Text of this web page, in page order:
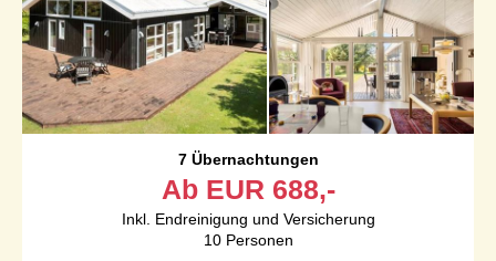
7 Übernachtungen
Ab EUR 688,-
Inkl. Endreinigung und Versicherung
10 Personen